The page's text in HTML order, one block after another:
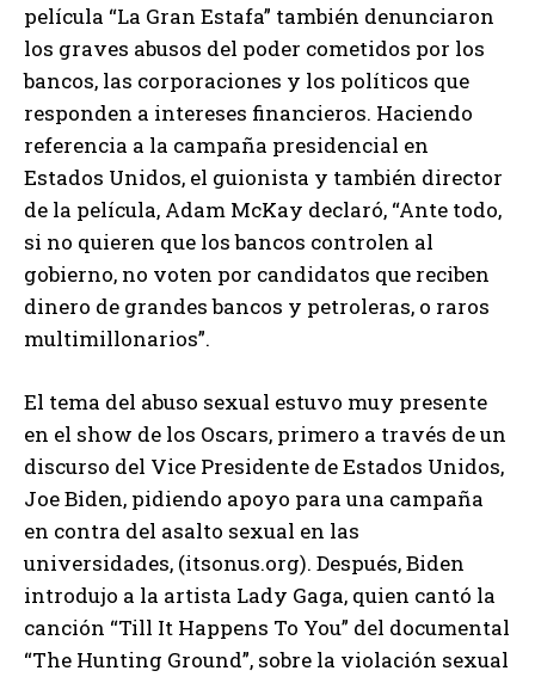
película “La Gran Estafa” también denunciaron
los graves abusos del poder cometidos por los
bancos, las corporaciones y los políticos que
responden a intereses financieros. Haciendo
referencia a la campaña presidencial en
Estados Unidos, el guionista y también director
de la película, Adam McKay declaró, “Ante todo,
si no quieren que los bancos controlen al
gobierno, no voten por candidatos que reciben
dinero de grandes bancos y petroleras, o raros
multimillonarios”.
El tema del abuso sexual estuvo muy presente
en el show de los Oscars, primero a través de un
discurso del Vice Presidente de Estados Unidos,
Joe Biden, pidiendo apoyo para una campaña
en contra del asalto sexual en las
universidades, (itsonus.org). Después, Biden
introdujo a la artista Lady Gaga, quien cantó la
canción “Till It Happens To You” del documental
“The Hunting Ground”, sobre la violación sexual